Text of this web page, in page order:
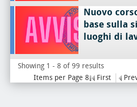
Nuovo
base sulla
luoghi di
Showing 1 - 8 of 99 results
Items per Page 8
First